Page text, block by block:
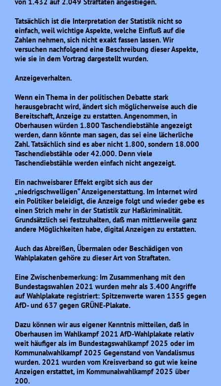
Tatsächlich ist die Interpretation der Statistik nicht so
einfach, weil wichtige Aspekte, welche Einfluß auf die
Zahlen nehmen, sich nicht exakt fassen lassen. Wir
versuchen nachfolgend eine Beschreibung dieser Aspekte,
wie sie in dem Vortrag dargestellt wurden.
Anzeigeverhalten.
Wenn ein Thema in der politischen Debatte stark
herausgebracht wird, ändert sich möglicherweise auch die
Bereitschaft, Anzeige zu erstatten. Angenommen, in
Oberhausen würden 1.800 Taschendiebstähle angezeigt
werden, dann könnte man sagen, das sei eine lächerliche
Zahl. Tatsächlich sind es aber nicht 1.800, sondern 18.000
Taschendiebstähle oder 42.000. Denn viele
Taschendiebstähle werden einfach nicht angezeigt.
Ein nachweisbarer Effekt ergibt sich aus der
„niedrigschwelligen“ Anzeigenerstattung. Im Internet wird
ein Politiker beleidigt, die Anzeige folgt und wieder gebe es
einen Strich mehr in der Statistik zur Haßkriminalität.
Grundsätzlich sei festzuhalten, daß man mittlerweile ganz
andere Möglichkeiten habe, digital Anzeigen zu erstatten.
Auch das Abreißen, Übermalen oder Beschädigen von
Wahlplakaten gehöre zu dieser Art von Straftaten.
Eine Zwischenbemerkung: Im Zusammenhang mit den
Bundestagswahlen 2021 wurden mehr als 3.400 Angriffe
auf Wahlplakate registriert: Spitzenwerte waren 1355 gegen
AfD- und 637 gegen GRÜNE-Plakate.
Dazu können wir aus eigener Kenntnis mitteilen, daß in
Oberhausen im Wahlkampf 2021 AfD-Wahlplakate relativ
weit häufiger als im Bundestagswahlkampf 2025 oder im
Kommunalwahlkampf 2025 Gegenstand von Vandalismus
wurden. 2021 wurden vom Kreisverband so gut wie keine
Anzeigen erstattet, im Kommunalwahlkampf 2025 über
200.